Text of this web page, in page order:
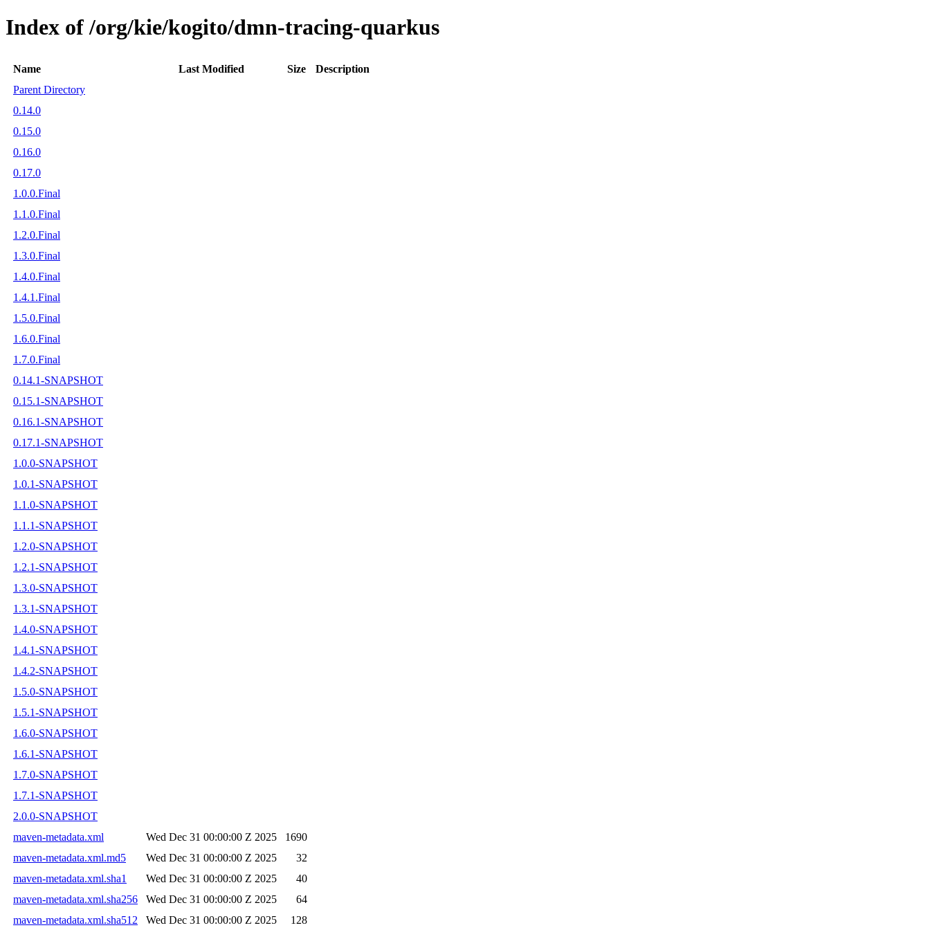
Index of /org/kie/kogito/dmn-tracing-quarkus
Name Last Modified Size
Description
Parent Directory
0.14.0
0.15.0
0.16.0
0.17.0
1.0.0.Final
1.1.0.Final
1.2.0.Final
1.3.0.Final
1.4.0.Final
1.4.1.Final
1.5.0.Final
1.6.0.Final
1.7.0.Final
0.14.1-SNAPSHOT
0.15.1-SNAPSHOT
0.16.1-SNAPSHOT
0.17.1-SNAPSHOT
1.0.0-SNAPSHOT
1.0.1-SNAPSHOT
1.1.0-SNAPSHOT
1.1.1-SNAPSHOT
1.2.0-SNAPSHOT
1.2.1-SNAPSHOT
1.3.0-SNAPSHOT
1.3.1-SNAPSHOT
1.4.0-SNAPSHOT
1.4.1-SNAPSHOT
1.4.2-SNAPSHOT
1.5.0-SNAPSHOT
1.5.1-SNAPSHOT
1.6.0-SNAPSHOT
1.6.1-SNAPSHOT
1.7.0-SNAPSHOT
1.7.1-SNAPSHOT
2.0.0-SNAPSHOT
maven-metadata.xml
Wed Dec 31 00:00:00 Z 2025
1690
maven-metadata.xml.md5
Wed Dec 31 00:00:00 Z 2025
32
maven-metadata.xml.sha1
Wed Dec 31 00:00:00 Z 2025
40
maven-metadata.xml.sha256
Wed Dec 31 00:00:00 Z 2025
64
maven-metadata.xml.sha512
Wed Dec 31 00:00:00 Z 2025 128